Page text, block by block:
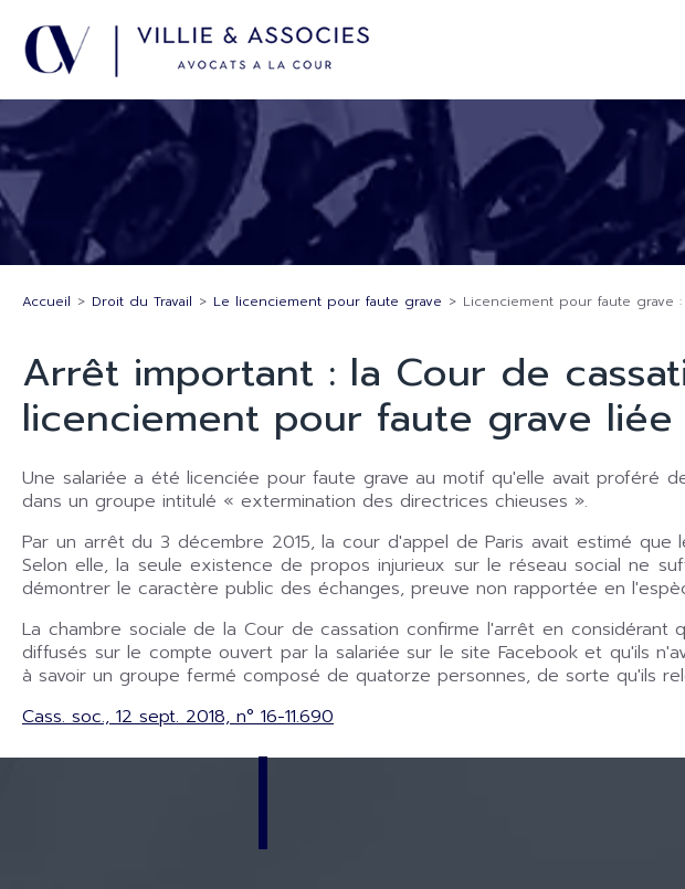
Accueil > Droit du Travail > Le licenciement pour faute grave > Licenciement pour faute grave
Arrêt important : la Cour de
licenciement pour faute grave
Une salariée a été licenciée pour faute grave au motif qu'elle avait proféré
dans un groupe intitulé « extermination des directrices chieuses ».
Par un arrêt du 3 décembre 2015, la cour d'appel de Paris avait estimé que
Selon elle, la seule existence de propos injurieux sur le réseau social ne
démontrer le caractère public des échanges, preuve non rapportée en
La chambre sociale de la Cour de cassation confirme l'arrêt en
diffusés sur le compte ouvert par la salariée sur le site Facebook et qu'ils
à savoir un groupe fermé composé de quatorze personnes, de sorte qu'ils
Cass. soc., 12 sept. 2018, n° 16-11.690